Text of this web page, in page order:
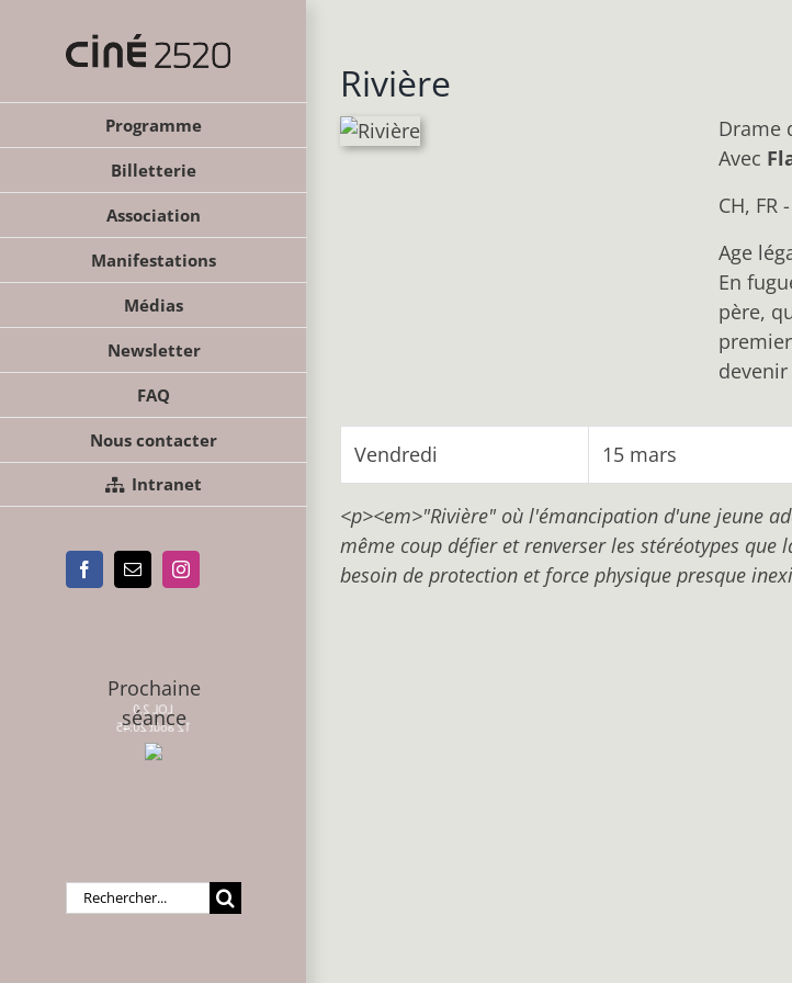
contenu
Programme
Billetterie
Association
Manifestations
Médias
Newsletter
FAQ
Nous contacter
Intranet
FacebookEmail Instagram
Prochaine
séance
LOL 2.0
12 août 20:45
Rechercher:
Rivière
Drame
Avec
CH, FR
Age
En
père,
Vendredi 15 mars
<p><em>"Rivière" où l'émancipation d'une jeune
même coup défier et renverser les stéréotypes
besoin de protection et force physique presque